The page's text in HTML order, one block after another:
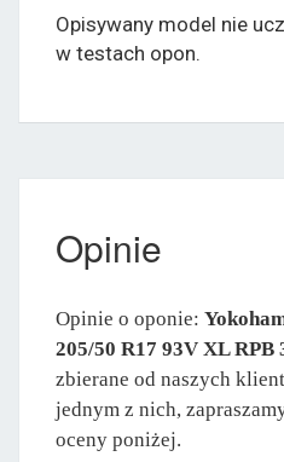
Opisywany model nie
w testach opon.
Opinie
Opinie o oponie:
205/50 R17 93V XL RPB
zbierane od naszych
jednym z nich,
oceny poniżej.